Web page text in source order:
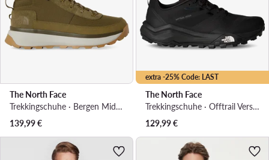
The North Face
Trekkingschuhe · Bergen Mid Wp NF0A8D8WDUJ1 · Braun
139,99€
extra -25% Code: LAST
The North Face
Trekkingschuhe · Offtrail Versa NF0A8AEXKY41 · Schwarz
129,99€